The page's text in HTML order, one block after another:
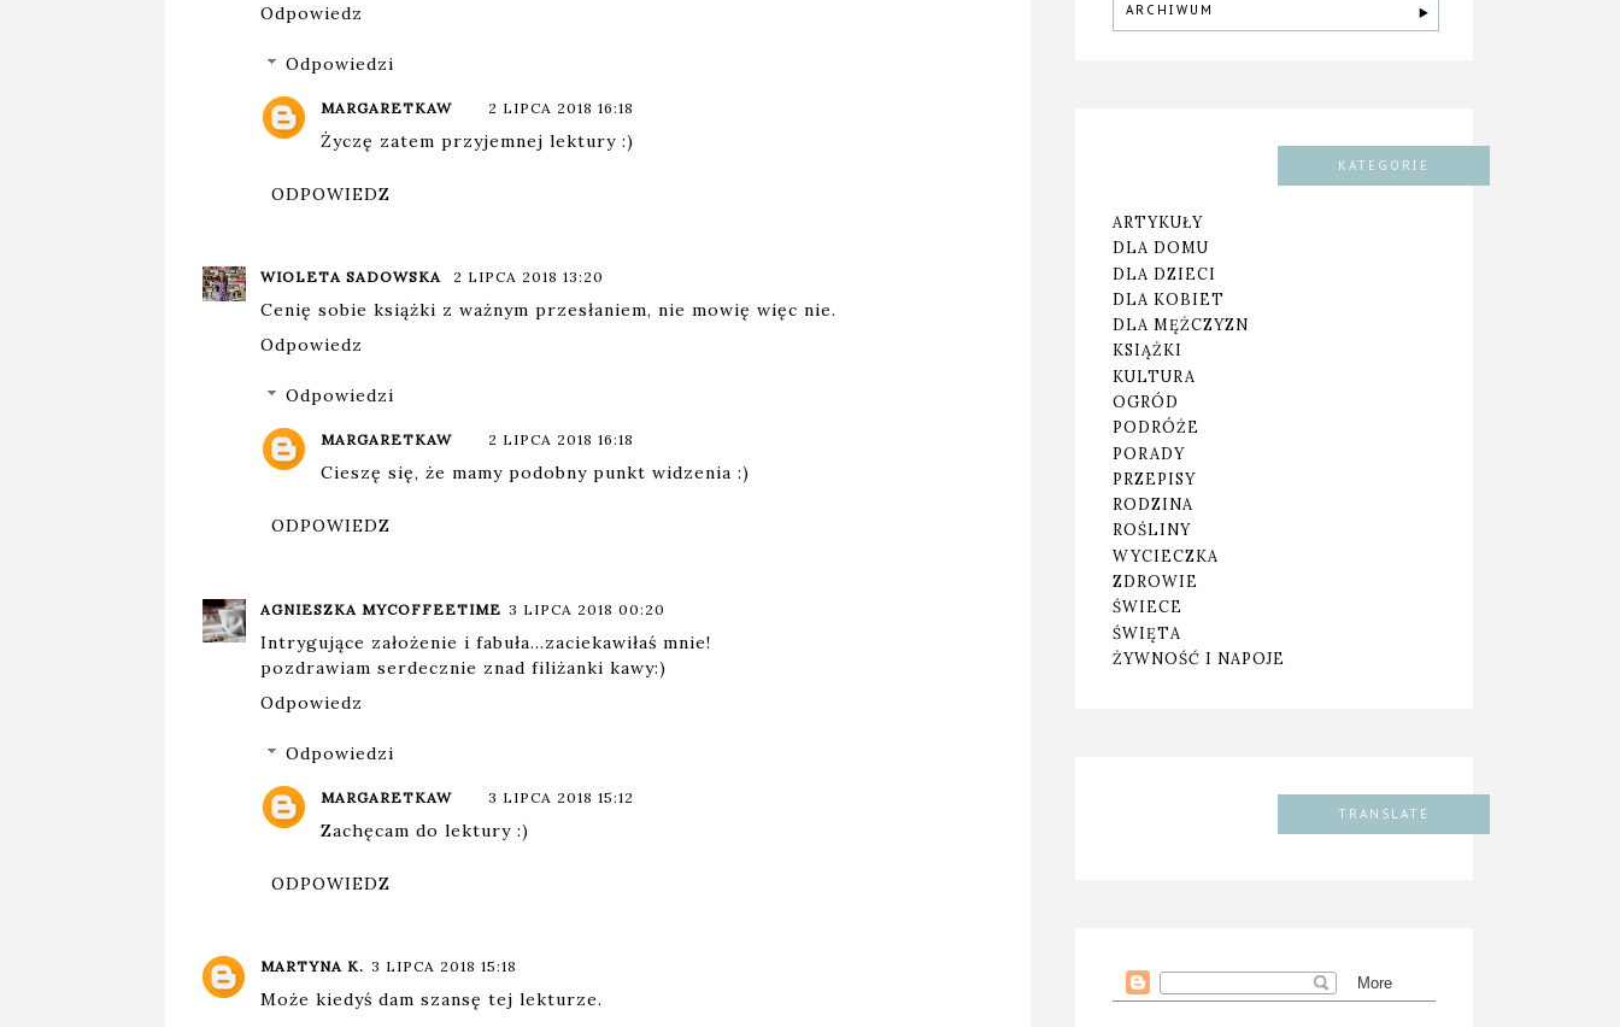
Odpowiedz
Odpowiedzi
MARGARETKAW 2 LIPCA 2018 16:18
Życzę zatem przyjemnej lektury :)
ODPOWIEDZ
WIOLETA SADOWSKA 2 LIPCA 2018 13:20
Cenię sobie książki z ważnym przesłaniem, nie mowię więc nie.
Odpowiedz
Odpowiedzi
MARGARETKAW 2 LIPCA 2018 16:18
Cieszę się, że mamy podobny punkt widzenia :)
ODPOWIEDZ
AGNIESZKA MYCOFFEETIME 3 LIPCA 2018 00:20
Intrygujące założenie i fabuła...zaciekawiłaś mnie!
pozdrawiam serdecznie znad filiżanki kawy:)
Odpowiedz
Odpowiedzi
MARGARETKAW 3 LIPCA 2018 15:12
Zachęcam do lektury :)
ODPOWIEDZ
MARTYNA K. 3 LIPCA 2018 15:18
Może kiedyś dam szansę tej lekturze.
ARCHIWUM
KATEGORIE
ARTYKUŁY
DLA DOMU
DLA DZIECI
DLA KOBIET
DLA MĘŻCZYZN
KSIĄŻKI
KULTURA
OGRÓD
PODRÓŻE
PORADY
PRZEPISY
RODZINA
ROŚLINY
WYCIECZKA
ZDROWIE
ŚWIECE
ŚWIĘTA
ŻYWNOŚĆ I NAPOJE
TRANSLATE